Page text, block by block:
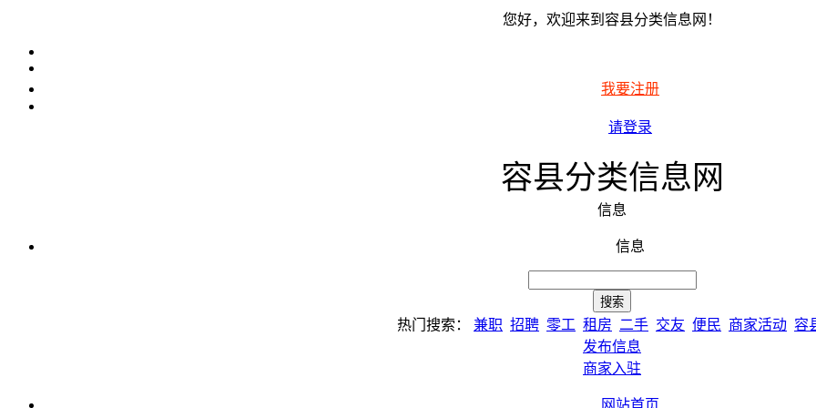
您好，欢迎来到容县分类信息网！
我要注册
请登录
容县分类信息网
信息
信息
热门搜索： 兼职 招聘 零工 租房 二手 交友 便民 商家活动 容
发布信息
商家入驻
网站首页